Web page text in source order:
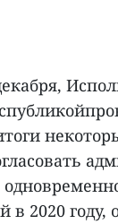
в 2020